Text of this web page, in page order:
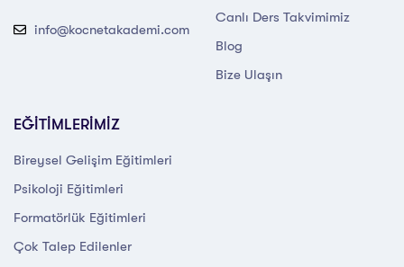
info@kocnetakademi.com
Canlı Ders Takvimimiz
Blog
Bize Ulaşın
EĞİTİMLERİMİZ
Bireysel Gelişim Eğitimleri
Psikoloji Eğitimleri
Formatörlük Eğitimleri
Çok Talep Edilenler